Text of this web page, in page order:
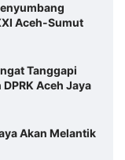
Aceh-Sumut
Tanggapi
Aceh Jaya
Akan Melantik